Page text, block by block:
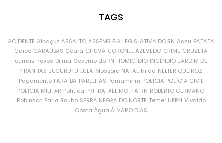
TAGS
ACIDENTE Alcaçuz ASSALTO ASSEMBLEIA LEGISLATIVA DO RN Assu BATATA
Caicó CARAÚBAS Ceará CHUVA CORONEL AZEVEDO CRIME CRUZETA
currais novos Dilma Governo do RN HOMICÍDIO INCÊNDIO JARDIM DE
PIRANHAS JUCURUTU LULA Mossoró NATAL Nilda NÉLTER QUEIROZ
Pagamento PARAÍBA PARELHAS Parnamirim POLÍCIA POLÍCIA CIVIL
POLÍCIA MILITAR Política PRF RAFAEL MOTTA RN ROBERTO GERMANO
Robinson Faria Roubo SERRA NEGRA DO NORTE Temer UFRN Vivaldo
Costa Água ÁLVARO DIAS